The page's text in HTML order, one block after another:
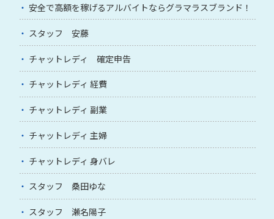
安全で高額を稼げるアルバイトならグラマラスブランド！
スタッフ 安藤
チャットレディ 確定申告
チャットレディ 経費
チャットレディ 副業
チャットレディ 主婦
チャットレディ 身バレ
スタッフ 桑田ゆな
スタッフ 瀬名陽子